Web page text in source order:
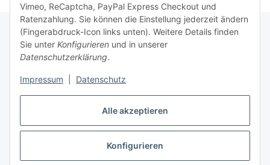
Alle akzeptieren
Konfigurieren
Vimeo, ReCaptcha, PayPal Express Checkout und
Ratenzahlung. Sie können die Einstellung jederzeit ändern
(Fingerabdruck-Icon links unten). Weitere Details finden
Sie unter Konfigurieren und in unserer
Datenschutzerklärung.
Impressum Datenschutz
Gesetzliche Informationen